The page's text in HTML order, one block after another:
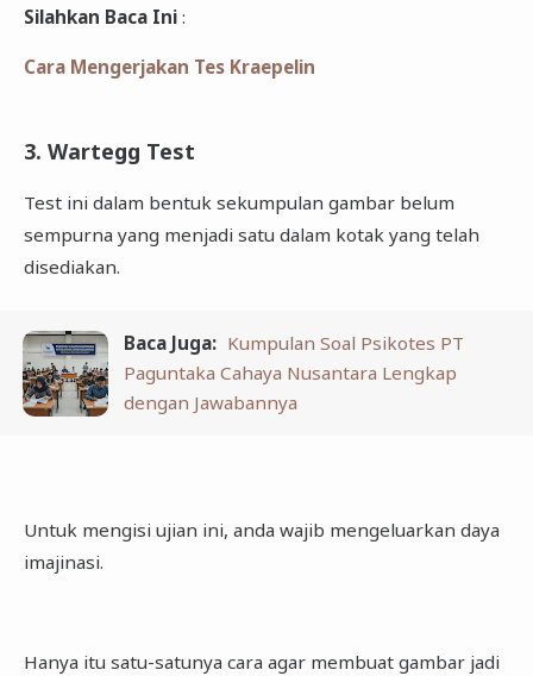
Silahkan Baca Ini:
Cara Mengerjakan Tes Kraepelin
3. Wartegg Test
Test ini dalam bentuk sekumpulan gambar belum
sempurna yang menjadi satu dalam kotak yang telah
disediakan.
Baca Juga: Kumpulan Soal Psikotes PT
Paguntaka Cahaya Nusantara Lengkap
dengan Jawabannya
Untuk mengisi ujian ini, anda wajib mengeluarkan daya
imajinasi.
Hanya itu satu-satunya cara agar membuat gambar jadi